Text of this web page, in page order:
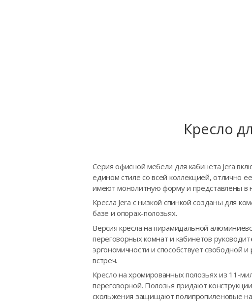
Кресло
Серия офисной мебели для кабинета Jera
едином стиле со всей коллекцией, отлично
имеют монолитную форму и представлены в
Кресла Jera с низкой спинкой созданы для
базе и опорах-полозьях.
Версия кресла на пирамидальной
переговорных комнат и кабинетов
эргономичности и способствует
встреч.
Кресло на хромированных полозьях из 11-
переговорной. Полозья придают
скольжения защищают полипропиленовые